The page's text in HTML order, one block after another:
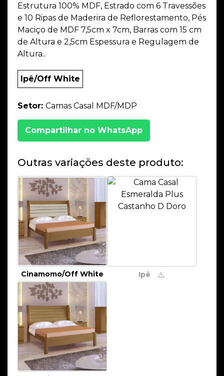
Estrutura 100% MDF, Estrado com 6 Travessões
e 10 Ripas de Maderira de Reflorestamento, Pés
Maciço de MDF 7,5cm x 7cm, Barras com 15 cm
de Altura e 2,5cm Espessura e Regulagem de
Altura..
Ipê/Off White
Setor: Camas Casal MDF/MDP
Compartilhar no WhatsApp
Outras variações deste produto:
Cinamomo/Off White Ipê ⚠️